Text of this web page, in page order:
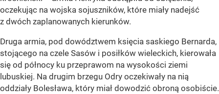
oczekując na wojska sojuszników, które miały nadejść
z dwóch zaplanowanych kierunków.
Druga armia, pod dowództwem księcia saskiego Bernarda,
stojącego na czele Sasów i posiłków wieleckich, kierowała
się od północy ku przeprawom na wysokości ziemi
lubuskiej. Na drugim brzegu Odry oczekiwały na nią
oddziały Bolesława, który miał dowodzić obroną osobiście.